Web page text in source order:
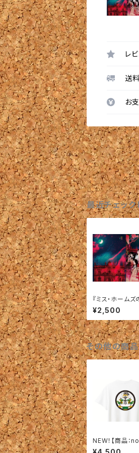
レ
送
お
最近チェッ
『ミス・ホームズ
奇譚 〜貌〜 』【
ンフレット】
¥2,500
その他の商品
NEW！【商品：
バーシップ記念！